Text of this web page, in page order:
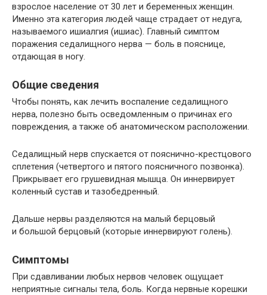
взрослое население от 30 лет и беременных женщин.
Именно эта категория людей чаще страдает от недуга,
называемого ишиалгия (ишиас). Главный симптом
поражения седалищного нерва — боль в пояснице,
отдающая в ногу.
Общие сведения
Чтобы понять, как лечить воспаление седалищного
нерва, полезно быть осведомленным о причинах его
повреждения, а также об анатомическом расположении.
Седалищный нерв спускается от пояснично-крестцового
сплетения (четвертого и пятого поясничного позвонка).
Прикрывает его грушевидная мышца. Он иннервирует
коленный сустав и тазобедренный.
Дальше нервы разделяются на малый берцовый
и большой берцовый (которые иннервируют голень).
Симптомы
При сдавливании любых нервов человек ощущает
неприятные сигналы тела, боль. Когда нервные корешки